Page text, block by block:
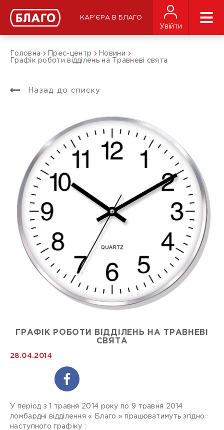
КАР'ЄРА В БЛАГО
Увійти
Головна Прес-центр
Новини
Графік роботи відділень на Травневі свята
Назад до списку
ГРАФІК РОБОТИ ВІДДІЛЕНЬ НА ТРАВНЕВІ
СВЯТА
28.04.2014
У період з 1 травня 2014 року по 9 травня 2014
ломбардні відділення « Благо » працюватимуть згідно
наступного графіку :